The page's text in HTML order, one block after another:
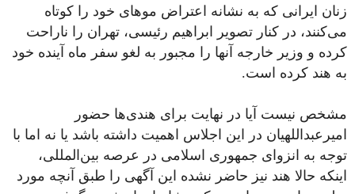
زنان ایرانی که به نشانه اعتراض موهای خود را کوتاه
می‌کنند، در کنار تصویر ابراهیم رئیسی، تهران را ناراحت
کرده و وزیر خارجه آنها را مجبور به لغو سفر ماه آینده خود
به هند کرده است.
مشخص نیست آیا در نهایت برای هندی‌ها حضور
امیرعبداللهیان در این اجلاس اهمیت داشته باشد یا نه اما با
توجه به انزوای جمهوری اسلامی در عرصه بین‌المللی،
اینکه حالا هند نیز حاضر نشده این آگهی را طبق آنچه مورد